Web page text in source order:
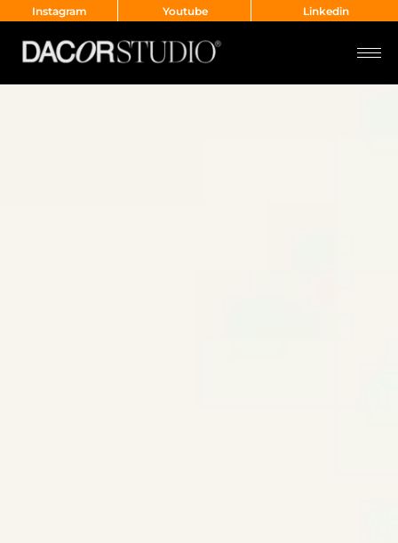
Instagram Youtube Linkedin